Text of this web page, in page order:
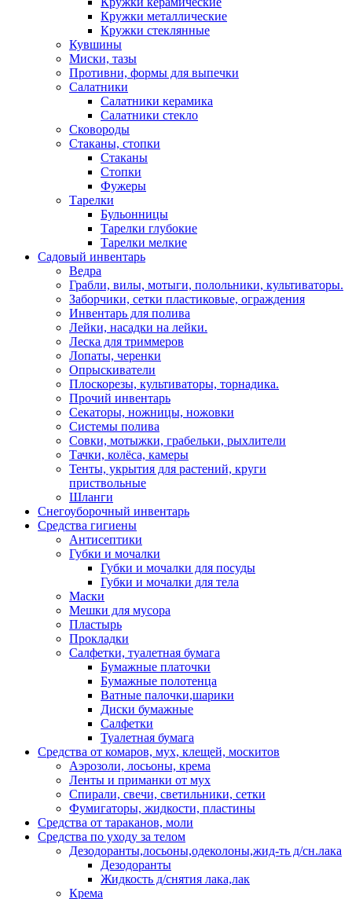
Кружки металлические
Кружки стеклянные
Кувшины
Миски, тазы
Противни, формы для выпечки
Салатники
Салатники керамика
Салатники стекло
Сковороды
Стаканы, стопки
Стаканы
Стопки
Фужеры
Тарелки
Бульонницы
Тарелки глубокие
Тарелки мелкие
Садовый инвентарь
Ведра
Грабли, вилы, мотыги, полольники, культиваторы.
Заборчики, сетки пластиковые, ограждения
Инвентарь для полива
Лейки, насадки на лейки.
Леска для триммеров
Лопаты, черенки
Опрыскиватели
Плоскорезы, культиваторы, торнадика.
Прочий инвентарь
Секаторы, ножницы, ножовки
Системы полива
Совки, мотыжки, грабельки, рыхлители
Тачки, колёса, камеры
Тенты, укрытия для растений, круги
приствольные
Шланги
Снегоуборочный инвентарь
Средства гигиены
Антисептики
Губки и мочалки
Губки и мочалки для посуды
Губки и мочалки для тела
Маски
Мешки для мусора
Пластырь
Прокладки
Салфетки, туалетная бумага
Бумажные платочки
Бумажные полотенца
Ватные палочки,шарики
Диски бумажные
Салфетки
Туалетная бумага
Средства от комаров, мух, клещей, москитов
Аэрозоли, лосьоны, крема
Ленты и приманки от мух
Спирали, свечи, светильники, сетки
Фумигаторы, жидкости, пластины
Средства от тараканов, моли
Средства по уходу за телом
Дезодоранты,лосьоны,одеколоны,жид-ть д/сн.лака
Дезодоранты
Жидкость д/снятия лака,лак
Крема